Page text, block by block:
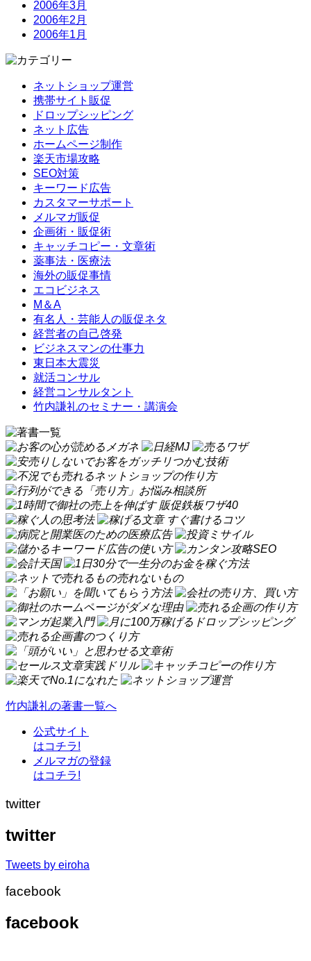
2006年3月
2006年2月
2006年1月
ネットショップ運営
携帯サイト販促
ドロップシッピング
ネット広告
ホームページ制作
楽天市場攻略
SEO対策
キーワード広告
カスタマーサポート
メルマガ販促
企画術・販促術
キャッチコピー・文章術
薬事法・医療法
海外の販促事情
エコビジネス
M＆A
有名人・芸能人の販促ネタ
経営者の自己啓発
ビジネスマンの仕事力
東日本大震災
就活コンサル
経営コンサルタント
竹内謙礼のセミナー・講演会
竹内謙礼の著書一覧へ
公式サイト
はコチラ!
メルマガの登録
はコチラ!
twitter
twitter
Tweets by eiroha
facebook
facebook